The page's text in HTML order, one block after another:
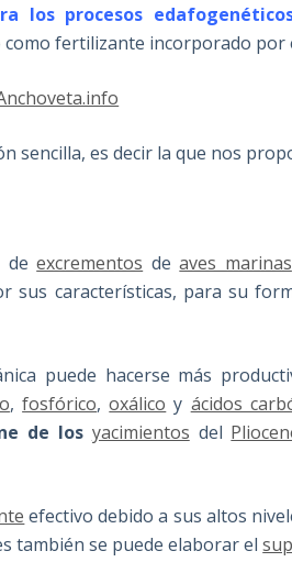
los procesos
fertilizante incorporado por
sencilla, es decir la que nos
deexcrementos deaves marinas
sus características, para su
puede hacerse más
,fosfórico,oxálico y ácidos
de los yacimientos del
efectivo debido a sus altos
también se puede elaborar el